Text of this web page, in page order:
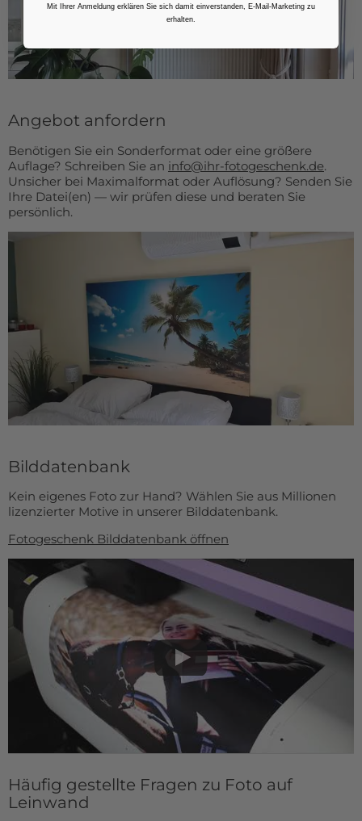
Angebot anfordern
Benötigen Sie ein Sonderformat oder eine größere
Auflage? Schreiben Sie an info@ihr-fotogeschenk.de.
Unsicher bei Maximalformat oder Auflösung? Senden Sie
Ihre Datei(en) — wir prüfen diese und beraten Sie
persönlich.
Bilddatenbank
Kein eigenes Foto zur Hand? Wählen Sie aus Millionen
lizenzierter Motive in unserer Bilddatenbank.
Fotogeschenk Bilddatenbank öffnen
Häufig gestellte Fragen zu Foto auf
Leinwand
Mit Ihrer Anmeldung erklären Sie sich damit einverstanden, E-Mail-Marketing zu
erhalten.